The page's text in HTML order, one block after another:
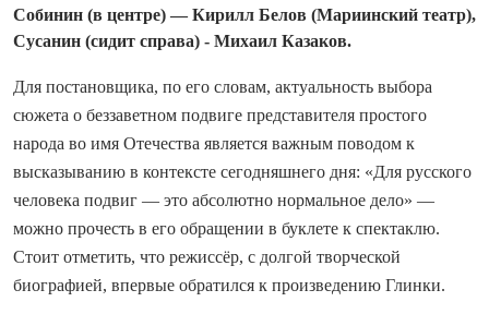
Собинин (в центре) — Кирилл Белов (Мариинский театр),
Сусанин (сидит справа) - Михаил Казаков.
Для постановщика, по его словам, актуальность выбора
сюжета о беззаветном подвиге представителя простого
народа во имя Отечества является важным поводом к
высказыванию в контексте сегодняшнего дня: «Для русского
человека подвиг — это абсолютно нормальное дело» —
можно прочесть в его обращении в буклете к спектаклю.
Стоит отметить, что режиссёр, с долгой творческой
биографией, впервые обратился к произведению Глинки.